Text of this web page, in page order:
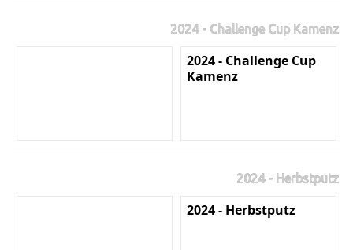
2024 - Challenge Cup Kamenz
2024 - Challenge Cup
Kamenz
2024 - Herbstputz
2024 - Herbstputz